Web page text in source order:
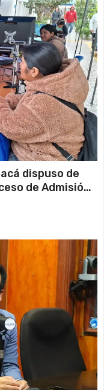
dispuso de
de Admisión